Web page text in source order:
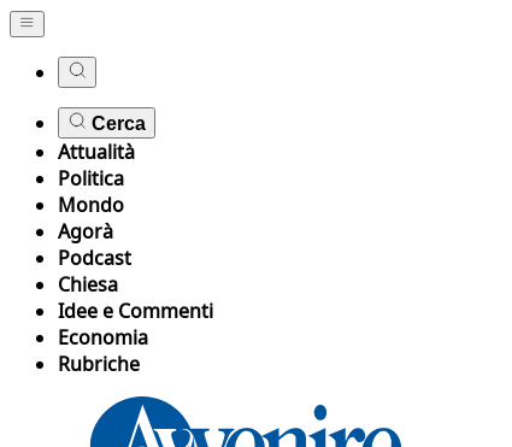
Cerca
Attualità
Politica
Mondo
Agorà
Podcast
Chiesa
Idee e Commenti
Economia
Rubriche